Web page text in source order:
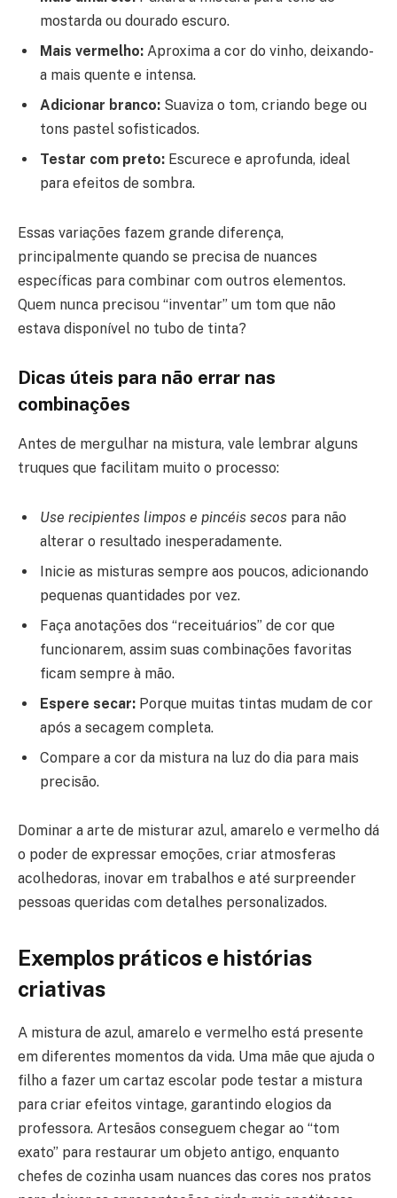
mostarda ou dourado escuro.
Mais vermelho: Aproxima a cor do vinho, deixando-
a mais quente e intensa.
Adicionar branco: Suaviza o tom, criando bege ou
tons pastel sofisticados.
Testar com preto: Escurece e aprofunda, ideal
para efeitos de sombra.
Essas variações fazem grande diferença,
principalmente quando se precisa de nuances
específicas para combinar com outros elementos.
Quem nunca precisou “inventar” um tom que não
estava disponível no tubo de tinta?
Dicas úteis para não errar nas
combinações
Antes de mergulhar na mistura, vale lembrar alguns
truques que facilitam muito o processo:
Use recipientes limpos e pincéis secos para não
alterar o resultado inesperadamente.
Inicie as misturas sempre aos poucos, adicionando
pequenas quantidades por vez.
Faça anotações dos “receituários” de cor que
funcionarem, assim suas combinações favoritas
ficam sempre à mão.
Espere secar: Porque muitas tintas mudam de cor
após a secagem completa.
Compare a cor da mistura na luz do dia para mais
precisão.
Dominar a arte de misturar azul, amarelo e vermelho dá
o poder de expressar emoções, criar atmosferas
acolhedoras, inovar em trabalhos e até surpreender
pessoas queridas com detalhes personalizados.
Exemplos práticos e histórias
criativas
A mistura de azul, amarelo e vermelho está presente
em diferentes momentos da vida. Uma mãe que ajuda o
filho a fazer um cartaz escolar pode testar a mistura
para criar efeitos vintage, garantindo elogios da
professora. Artesãos conseguem chegar ao “tom
exato” para restaurar um objeto antigo, enquanto
chefes de cozinha usam nuances das cores nos pratos